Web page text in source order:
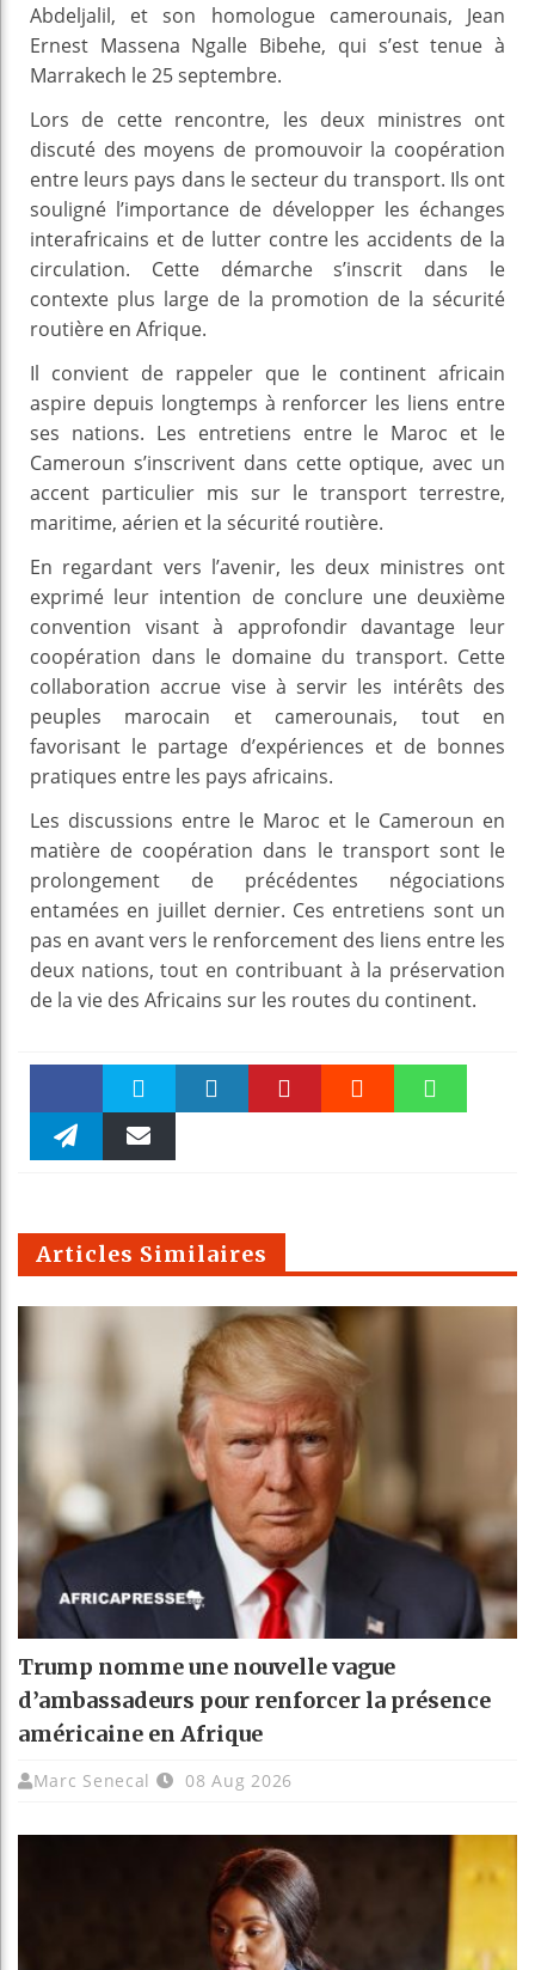
Abdeljalil, et son homologue camerounais, Jean
Ernest Massena Ngalle Bibehe, qui s’est tenue à
Marrakech le 25 septembre.
Lors de cette rencontre, les deux ministres ont
discuté des moyens de promouvoir la coopération
entre leurs pays dans le secteur du transport. Ils ont
souligné l’importance de développer les échanges
interafricains et de lutter contre les accidents de la
circulation. Cette démarche s’inscrit dans le
contexte plus large de la promotion de la sécurité
routière en Afrique.
Il convient de rappeler que le continent africain
aspire depuis longtemps à renforcer les liens entre
ses nations. Les entretiens entre le Maroc et le
Cameroun s’inscrivent dans cette optique, avec un
accent particulier mis sur le transport terrestre,
maritime, aérien et la sécurité routière.
En regardant vers l’avenir, les deux ministres ont
exprimé leur intention de conclure une deuxième
convention visant à approfondir davantage leur
coopération dans le domaine du transport. Cette
collaboration accrue vise à servir les intérêts des
peuples marocain et camerounais, tout en
favorisant le partage d’expériences et de bonnes
pratiques entre les pays africains.
Les discussions entre le Maroc et le Cameroun en
matière de coopération dans le transport sont le
prolongement de précédentes négociations
entamées en juillet dernier. Ces entretiens sont un
pas en avant vers le renforcement des liens entre les
deux nations, tout en contribuant à la préservation
de la vie des Africains sur les routes du continent.
Faceboo Twitter
m
Articles Similaires
Trump nomme une nouvelle vague
d’ambassadeurs pour renforcer la présence
américaine en Afrique
Marc Senecal 08 Aug 2026